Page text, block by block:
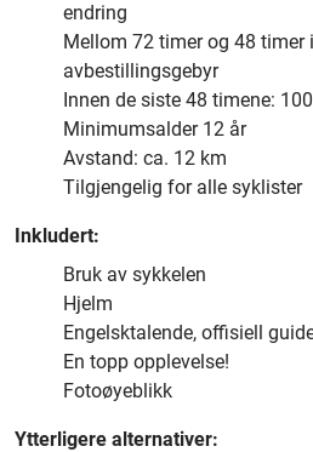
endring
Mellom 72 timer og 48 timer
avbestillingsgebyr
Innen de siste 48 timene:
Minimumsalder 12 år
Avstand: ca. 12 km
Tilgjengelig for alle syklister
Inkludert:
Bruk av sykkelen
Hjelm
Engelsktalende, offisiell
En topp opplevelse!
Fotoøyeblikk
Ytterligere alternativer: